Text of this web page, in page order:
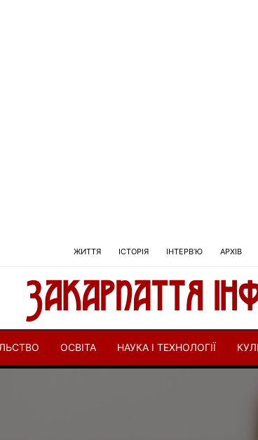
ЖИТТЯ ІСТОРІЯ ІНТЕРВ’Ю АРХІВ
ОСВІТА НАУКА І ТЕХНОЛОГІЇ